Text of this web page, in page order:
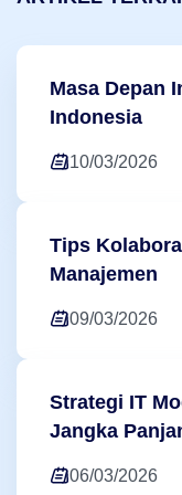
Masa Depan
Indonesia
10/03/2026
Tips
Manajemen
09/03/2026
Strategi IT
Jangka
06/03/2026